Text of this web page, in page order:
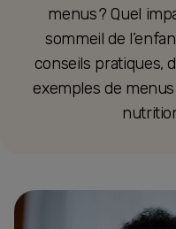
menus ? Quel
sommeil de
conseils pratiques,
exemples de